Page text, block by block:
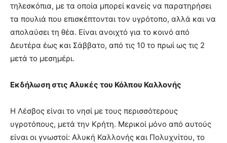
τηλεσκόπια, με τα οποία μπορεί κανείς να παρατηρήσει
τα πουλιά που επισκέπτονται τον υγρότοπο, αλλά και να
απολαύσει τη θέα. Είναι ανοιχτό για το κοινό από
Δευτέρα έως και Σάββατο, από τις 10 το πρωί ως τις 2
μετά το μεσημέρι.
Εκδήλωση στις Αλυκές του Κόλπου Καλλονής
Η Λέσβος είναι το νησί με τους περισσότερους
υγροτόπους, μετά την Κρήτη. Μερικοί μόνο από αυτούς
είναι οι γνωστοί: Αλυκή Καλλονής και Πολυχνίτου, το